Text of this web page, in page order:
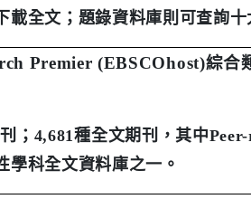
載全文；題錄資料庫則可查詢十
Premier (EBSCOhost)綜合
； 4,681種全文期刊，其中
學科全文資料庫之一。